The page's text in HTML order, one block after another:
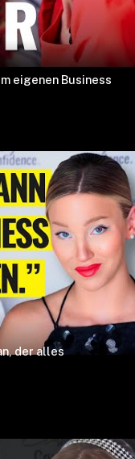
eigenen Business
der alles